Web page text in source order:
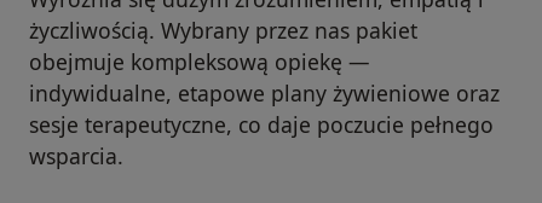
życzliwością. Wybrany przez nas pakiet
obejmuje kompleksową opiekę —
indywidualne, etapowe plany żywieniowe oraz
sesje terapeutyczne, co daje poczucie pełnego
wsparcia.